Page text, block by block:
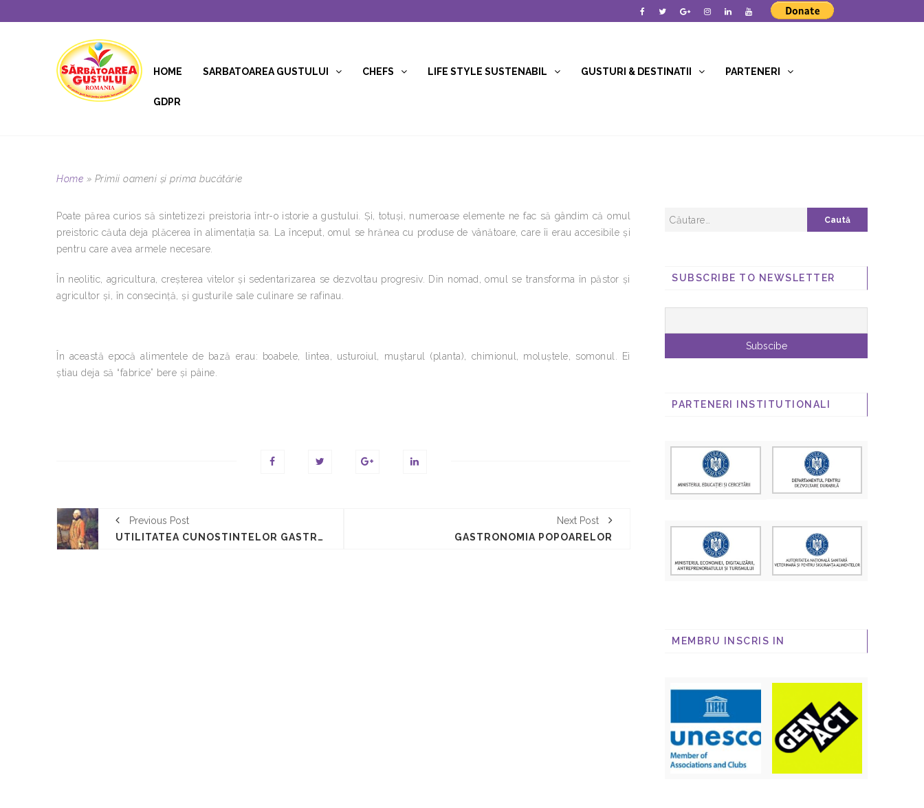
HOME SARBATOAREA GUSTULUI CHEFS LIFE STYLE SUSTENABIL GUSTURI & DESTINATII PARTENERI
GDPR
Home » Primii oameni şi prima bucătărie
Poate părea curios să sintetizezi preistoria într-o istorie a gustului. Şi, totuşi, numeroase elemente ne fac să gândim că omul
preistoric căuta deja plăcerea în alimentaţia sa. La început, omul se hrănea cu produse de vânătoare, care îi erau accesibile şi
pentru care avea armele necesare.
În neolitic, agricultura, creşterea vitelor şi sedentarizarea se dezvoltau progresiv. Din nomad, omul se transforma în păstor şi
agricultor şi, în consecinţă, şi gusturile sale culinare se rafinau.
În această epocă alimentele de bază erau: boabele, lintea, usturoiul, muştarul (planta), chimionul, moluştele, somonul. Ei
ştiau deja să “fabrice” bere şi pâine.
Previous Post
UTILITATEA CUNOSTINTELOR GASTRONOMICE
Next Post
GASTRONOMIA POPOARELOR
SUBSCRIBE TO NEWSLETTER
PARTENERI INSTITUTIONALI
MEMBRU INSCRIS IN